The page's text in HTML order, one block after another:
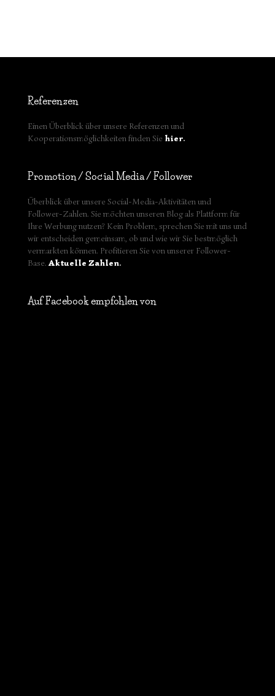
Referenzen
Einen Überblick über unsere Referenzen und
Kooperationsmöglichkeiten finden Sie hier.
Promotion / Social Media / Follower
Überblick über unsere Social-Media-Aktivitäten und
Follower-Zahlen. Sie möchten unseren Blog als Plattform für
Ihre Werbung nutzen? Kein Problem, sprechen Sie mit uns und
wir entscheiden gemeinsam, ob und wie wir Sie bestmöglich
vermarkten können. Profitieren Sie von unserer Follower-
Base. Aktuelle Zahlen.
Auf Facebook empfohlen von